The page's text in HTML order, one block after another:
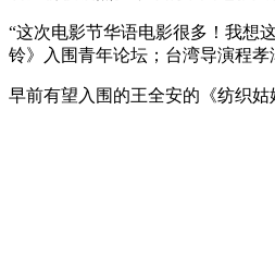
“这次电影节华语电影很多！我想
铃》入围青年论坛；台湾导演程孝
早前有望入围的王全安的《纺织